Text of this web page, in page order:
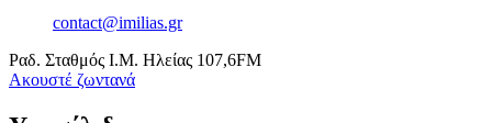
contact@imilias.gr
Ραδ. Σταθμός Ι.Μ. Ηλείας 107,6FM
Aκουστέ ζωντανά